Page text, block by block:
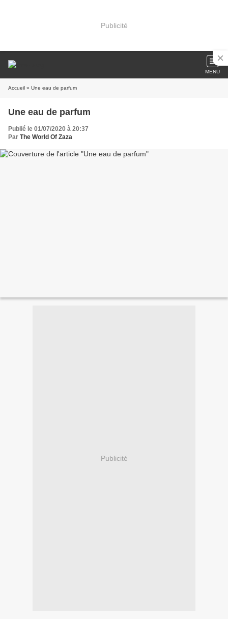
Publicité
MENU
Accueil » Une eau de parfum
Une eau de parfum
Publié le 01/07/2020 à 20:37
Par The World Of Zaza
Publicité